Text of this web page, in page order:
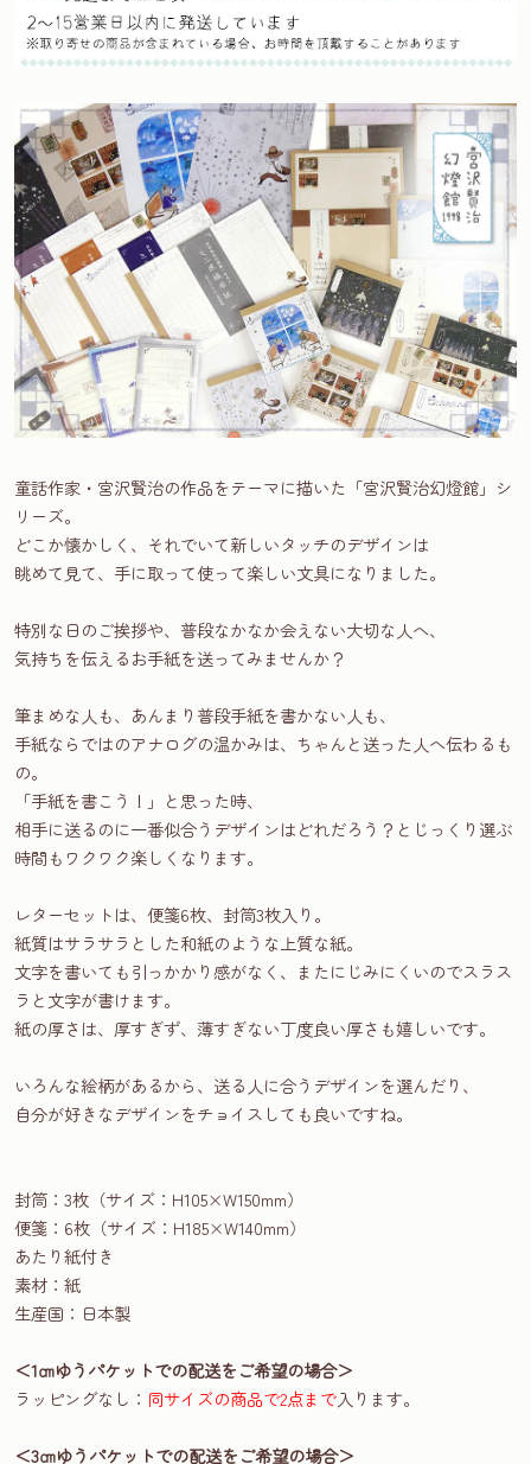
童話作家・宮沢賢治の作品をテーマに描いた「宮沢賢治幻燈館」シ
リーズ。
どこか懐かしく、それでいて新しいタッチのデザインは
眺めて見て、手に取って使って楽しい文具になりました。
特別な日のご挨拶や、普段なかなか会えない大切な人へ、
気持ちを伝えるお手紙を送ってみませんか？
筆まめな人も、あんまり普段手紙を書かない人も、
手紙ならではのアナログの温かみは、ちゃんと送った人へ伝わるも
の。
「手紙を書こう！」と思った時、
相手に送るのに一番似合うデザインはどれだろう？とじっくり選ぶ
時間もワクワク楽しくなります。
レターセットは、便箋6枚、封筒3枚入り。
紙質はサラサラとした和紙のような上質な紙。
文字を書いても引っかかり感がなく、またにじみにくいのでスラス
ラと文字が書けます。
紙の厚さは、厚すぎず、薄すぎない丁度良い厚さも嬉しいです。
いろんな絵柄があるから、送る人に合うデザインを選んだり、
自分が好きなデザインをチョイスしても良いですね。
封筒：3枚（サイズ：H105×W150mm）
便箋：6枚（サイズ：H185×W140mm）
あたり紙付き
素材：紙
生産国：日本製
＜1㎝ゆうパケットでの配送をご希望の場合＞
ラッピングなし： 同サイズの商品で2点まで入ります。
＜3㎝ゆうパケットでの配送をご希望の場合＞